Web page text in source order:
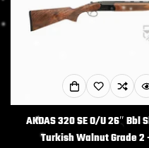
AKDAS 320 SE O/U 26″ Bbl Shotgun w/
Turkish Walnut Grade 2